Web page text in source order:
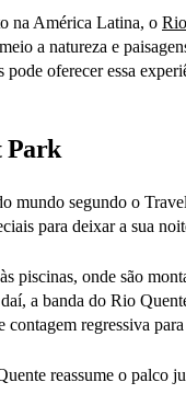
na América Latina, o
a natureza e
oferecer essa
Park
mundo segundo o
para deixar a sua
piscinas, onde são
a banda do Rio
regressiva
reassume o palco